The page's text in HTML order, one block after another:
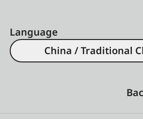
Language
China / Traditional